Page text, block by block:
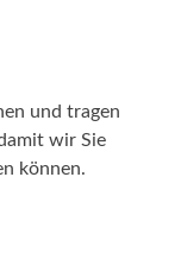
und tragen
wir Sie
können.